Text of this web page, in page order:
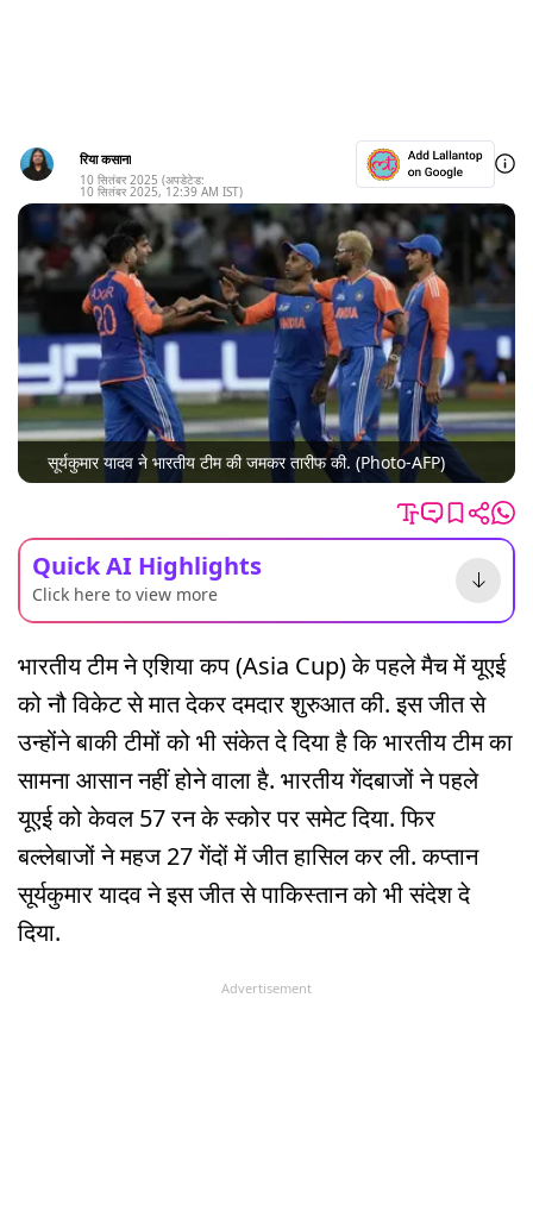
रिया कसाना
10 सितंबर 2025 (अपडेटेड:
10 सितंबर 2025, 12:39 AM IST)
सूर्यकुमार यादव ने भारतीय टीम की जमकर तारीफ की. (Photo-AFP)
Quick AI Highlights
Click here to view more
भारतीय टीम ने एशिया कप (Asia Cup) के पहले मैच में यूएई
को नौ विकेट से मात देकर दमदार शुरुआत की. इस जीत से
उन्होंने बाकी टीमों को भी संकेत दे दिया है कि भारतीय टीम का
सामना आसान नहीं होने वाला है. भारतीय गेंदबाजों ने पहले
यूएई को केवल 57 रन के स्कोर पर समेट दिया. फिर
बल्लेबाजों ने महज 27 गेंदों में जीत हासिल कर ली. कप्तान
सूर्यकुमार यादव ने इस जीत से पाकिस्तान को भी संदेश दे
दिया.
Advertisement